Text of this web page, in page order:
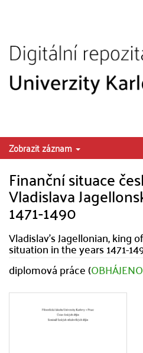
Zobrazit záznam
Finanční situace
Vladislava
1471-1490
Vladislav's Jagellonian, king
situation in the years 1471-
diplomová práce (OBHÁJENO